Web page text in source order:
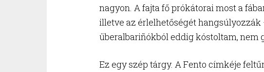
nagyon. A fajta fő prókátorai most a
illetve az érlelhetőségét hangsúlyozzák
überalbariñókból eddig kóstoltam, nem
Ez egy szép tárgy. A Fento címkéje